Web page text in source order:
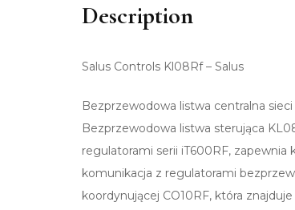
Description
Salus Controls Kl08Rf – Salus
Bezprzewodowa listwa centralna
Bezprzewodowa listwa sterująca
regulatorami serii iT600RF,
komunikacja z regulatorami
koordynującej CO10RF, która